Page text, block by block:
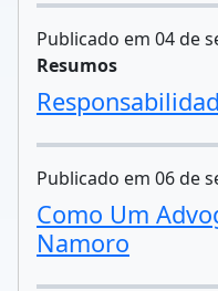
Publicado em 04 de
Resumos
Publicado em 06 de
Como Um
Namoro